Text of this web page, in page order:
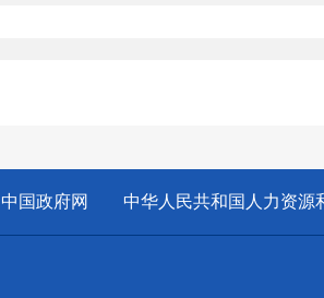
中国政府网 中华人民共和国人力资源